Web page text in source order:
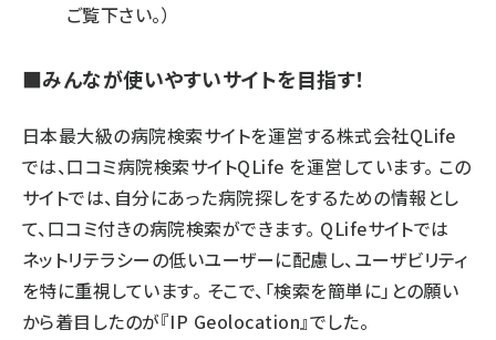
ご覧下さい。）
■みんなが使いやすいサイトを目指す！
日本最大級の病院検索サイトを運営する株式会社QLife
では、口コミ病院検索サイトQLife を運営しています。 この
サイトでは、自分にあった病院探しをするための情報とし
て、口コミ付きの病院検索ができます。 QLifeサイトでは
ネットリテラシーの低いユーザーに配慮し、ユーザビリティ
を特に重視しています。 そこで、「検索を簡単に」との願い
から着目したのが『IP Geolocation』でした。